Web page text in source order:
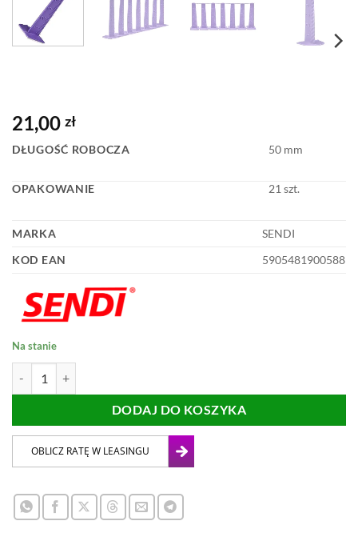
21,00 zł
DŁUGOŚĆ ROBOCZA 50 mm
OPAKOWANIE 21 szt.
MARKA
SENDI
KOD EAN
5905481900588
Na stanie
DODAJ DO KOSZYKA